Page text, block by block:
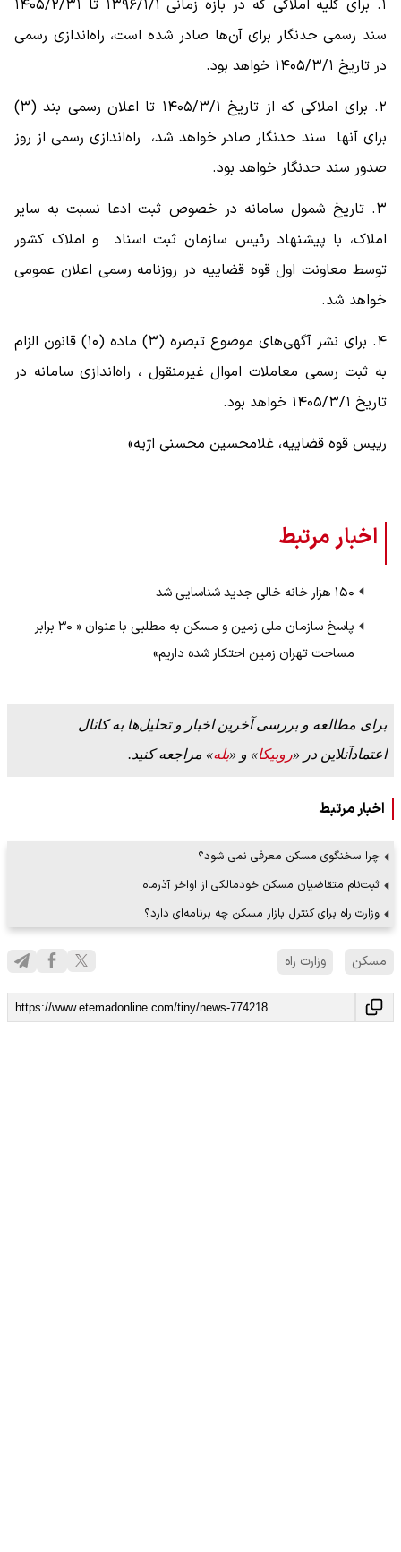
۱. برای کلیه املاکی که در بازه زمانی ۱۳۹۶/۱/۱ تا ۱۴۰۵/۲/۳۱
سند رسمی حدنگار برای آن‌ها صادر شده است، راه‌اندازی رسمی
در تاریخ ۱۴۰۵/۳/۱ خواهد بود.
۲. برای املاکی که از تاریخ ۱۴۰۵/۳/۱ تا اعلان رسمی بند (۳)
برای آنها سند حدنگار صادر خواهد شد، راه‌اندازی رسمی از روز
صدور سند حدنگار خواهد بود.
۳. تاریخ شمول سامانه در خصوص ثبت ادعا نسبت به سایر
املاک، با پیشنهاد رئیس سازمان ثبت اسناد و املاک کشور
توسط معاونت اول قوه قضاییه در روزنامه رسمی اعلان عمومی
خواهد شد.
۴. برای نشر آگهی‌های موضوع تبصره (۳) ماده (۱۰) قانون الزام
به ثبت رسمی معاملات اموال غیرمنقول ، راه‌اندازی سامانه در
تاریخ ۱۴۰۵/۳/۱ خواهد بود.
رییس قوه قضاییه، غلامحسین محسنی اژیه»
اخبار مرتبط
۱۵۰ هزار خانه خالی جدید شناسایی شد
پاسخ سازمان ملی زمین و مسکن به مطلبی با عنوان « ۳۰ برابر
مساحت تهران زمین احتکار شده داریم»
برای مطالعه و بررسی آخرین اخبار و تحلیل‌ها به کانال
اعتمادآنلاین در «روبیکا» و «بله» مراجعه کنید.
اخبار مرتبط
چرا سخنگوی مسکن معرفی نمی شود؟
ثبت‌نام متقاضیان مسکن خودمالکی از اواخر آذرماه
وزارت راه برای کنترل بازار مسکن چه برنامه‌ای دارد؟
مسکن وزارت راه